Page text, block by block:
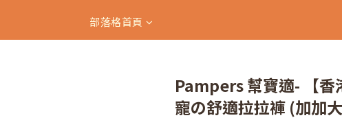
部落格首頁
Pampers 幫寶適- 【香
寵の舒適拉拉褲 (加加